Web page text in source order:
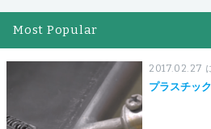
Most Popular
2017.02.27
プラスチッ